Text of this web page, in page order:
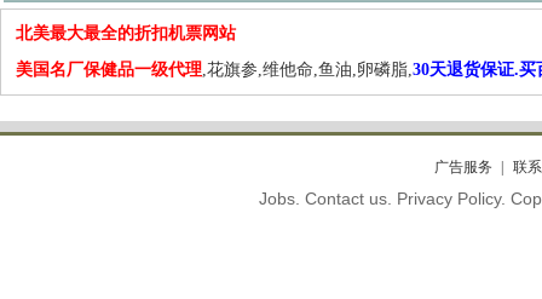
北美最大最全的折扣机票网站
美国名厂保健品一级代理,花旗参,维他命,鱼油,卵磷脂,30天退货保证.买
广告服务 联
Jobs. Contact us. Privacy Policy.